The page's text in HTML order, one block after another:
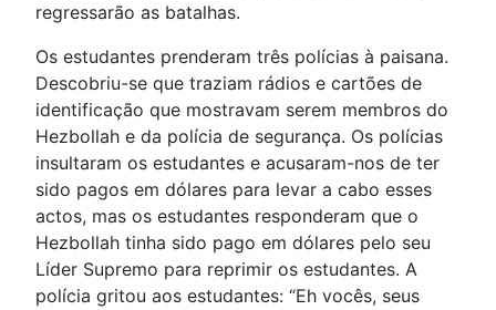
regressarão as batalhas.
Os estudantes prenderam três polícias à paisana.
Descobriu-se que traziam rádios e cartões de
identificação que mostravam serem membros do
Hezbollah e da polícia de segurança. Os polícias
insultaram os estudantes e acusaram-nos de ter
sido pagos em dólares para levar a cabo esses
actos, mas os estudantes responderam que o
Hezbollah tinha sido pago em dólares pelo seu
Líder Supremo para reprimir os estudantes. A
polícia gritou aos estudantes: “Eh vocês, seus